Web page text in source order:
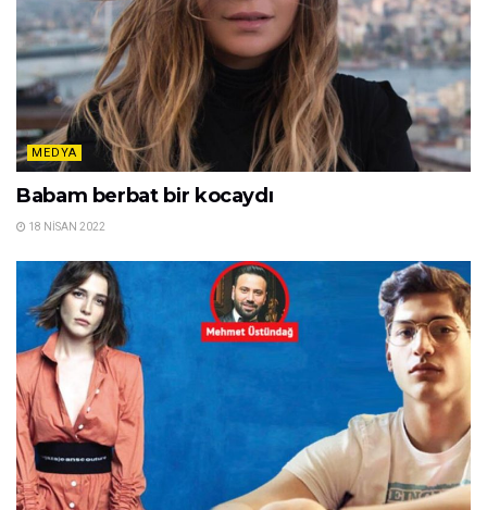
MEDYA
Babam berbat bir kocaydı
18 NISAN 2022